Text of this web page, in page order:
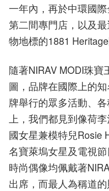
一年內，再於中環國
第二間專門店，以及
物地標的1881
隨著NIRAV MODI珠
圖，品牌在國際上的
牌舉行的眾多活動、
上，我們都見到像荷
國女星兼模特兒Rosie
名寶萊塢女星及電視
時尚偶像均佩戴著
出席，而最人為稱道